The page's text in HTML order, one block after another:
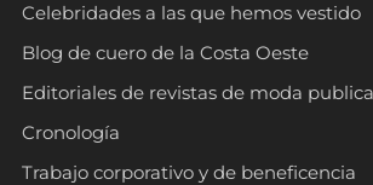
Celebridades a las que hemos vestido
Blog de cuero de la Costa Oeste
Editoriales de revistas de moda
Cronología
Trabajo corporativo y de beneficencia